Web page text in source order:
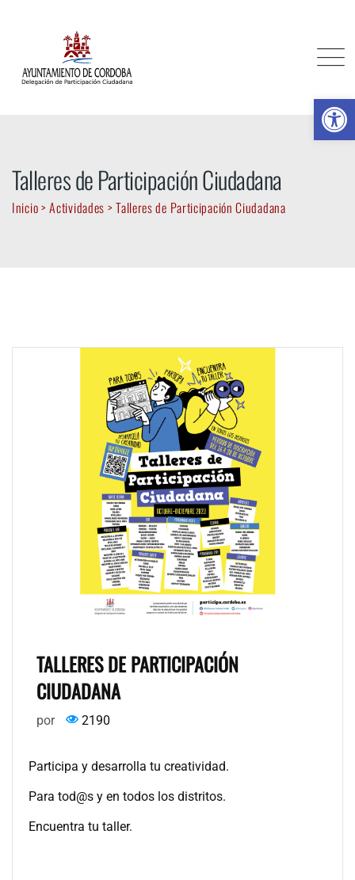
Talleres de Participación Ciudadana
Inicio>Actividades >Talleres de Participación Ciudadana
TALLERES DE PARTICIPACIÓN
CIUDADANA
por 2190
Participa y desarrolla tu creatividad.
Para tod@s y en todos los distritos.
Encuentra tu taller.